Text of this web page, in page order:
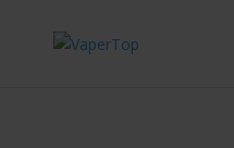
productos